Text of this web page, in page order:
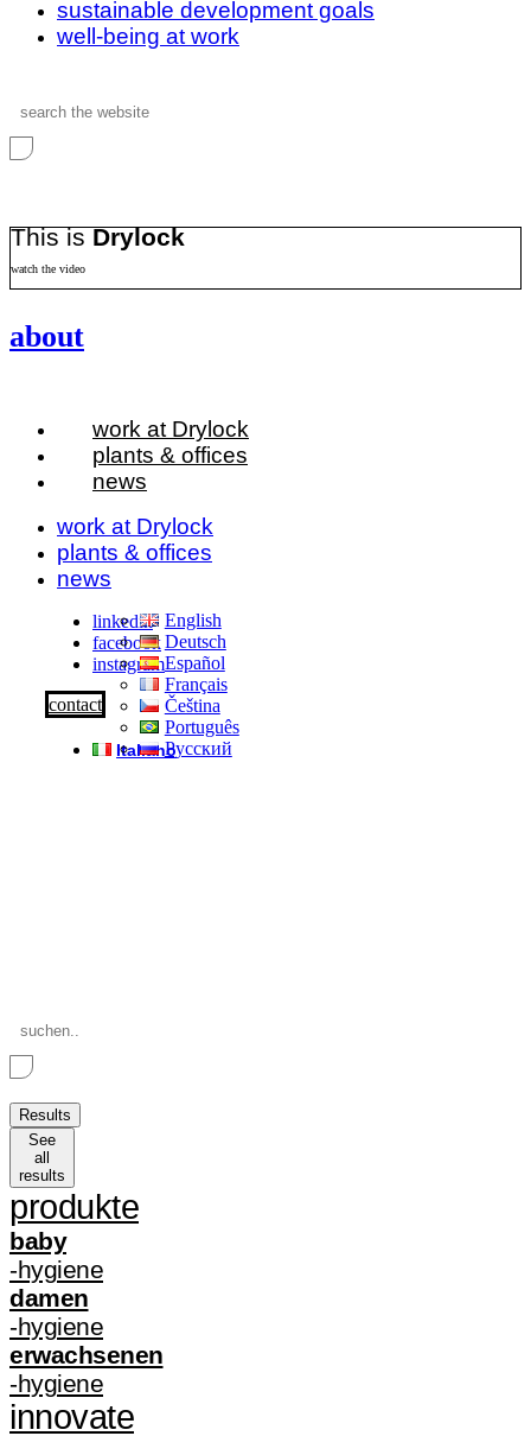
sustainable development goals
well-being at work
...
This isDrylock
watch the video
about
work at Drylock
plants & offices
news
work at Drylock
plants & offices
news
linkedin
facebook
instagram
contact
Italiano
English
Deutsch
Español
Français
Čeština
Português
Русский
Search
...
Results
See
all
results
produkte
baby
-hygiene
damen
-hygiene
erwachsenen
-hygiene
innovate